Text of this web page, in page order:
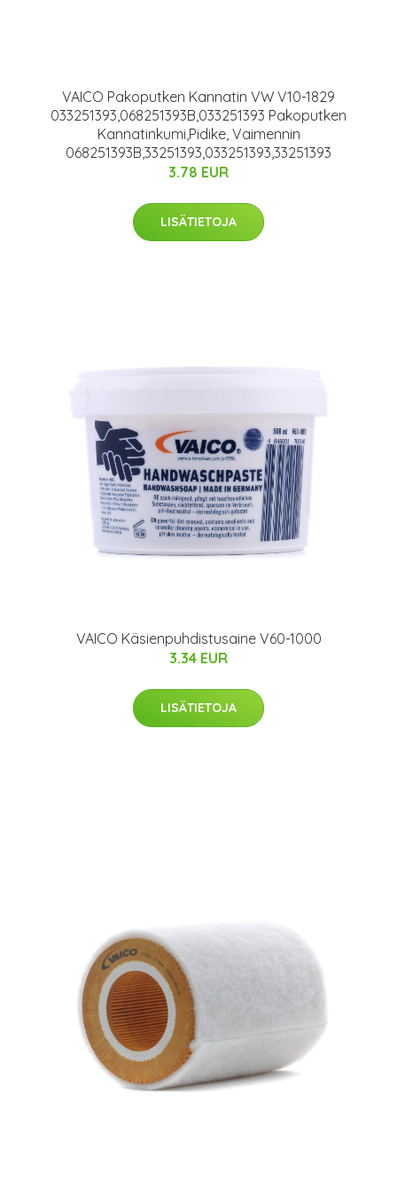
VAICO Pakoputken Kannatin VW V10-1829
033251393,068251393B,033251393 Pakoputken
Kannatinkumi,Pidike, Vaimennin
068251393B,33251393,033251393,33251393
3.78 EUR
LISÄTIETOJA
VAICO Käsienpuhdistusaine V60-1000
3.34 EUR
LISÄTIETOJA